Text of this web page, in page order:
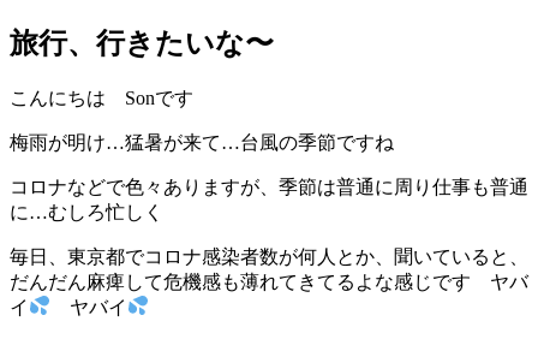
旅行、行きたいな〜
こんにちは Sonです
梅雨が明け…猛暑が来て…台風の季節ですね
コロナなどで色々ありますが、季節は普通に周り仕事も普通
に…むしろ忙しく
毎日、東京都でコロナ感染者数が何人とか、聞いていると、
だんだん麻痺して危機感も薄れてきてるよな感じです ヤバ
イ
ヤバイ